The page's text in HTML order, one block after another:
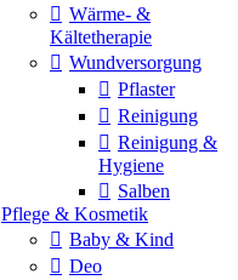
Wärme- &
Kältetherapie
Wundversorgung
Pflaster
Reinigung
Reinigung &
Hygiene
Salben
Pflege & Kosmetik
Baby & Kind
Deo